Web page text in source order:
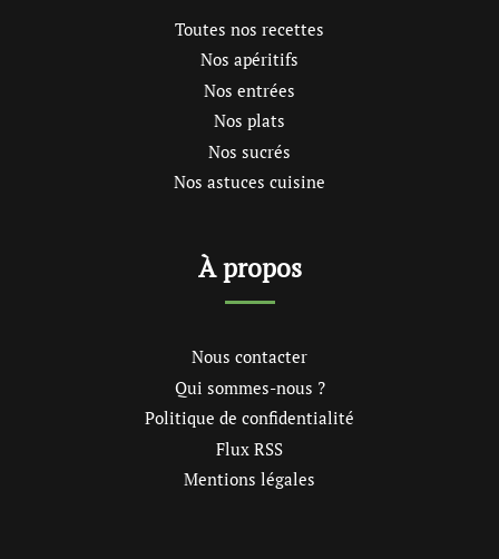
Toutes nos recettes
Nos apéritifs
Nos entrées
Nos plats
Nos sucrés
Nos astuces cuisine
À propos
Nous contacter
Qui sommes-nous ?
Politique de confidentialité
Flux RSS
Mentions légales